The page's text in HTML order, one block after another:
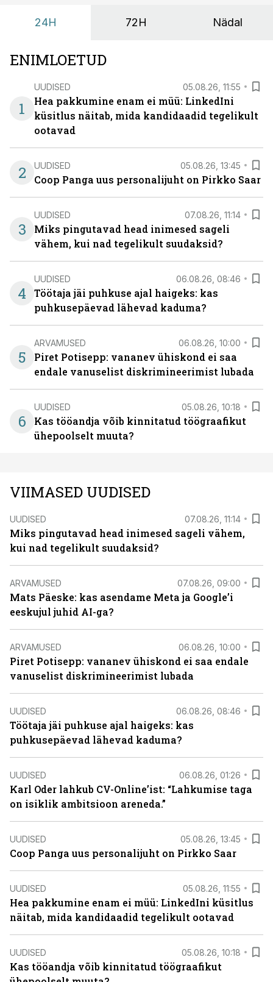
24H 72H Nädal
ENIMLOETUD
1
UUDISED 05.08.26, 11:55
Hea pakkumine enam ei müü: LinkedIni
küsitlus näitab, mida kandidaadid tegelikult
ootavad
2 UUDISED 05.08.26, 13:45
Coop Panga uus personalijuht on Pirkko Saar
3
UUDISED 07.08.26, 11:14
Miks pingutavad head inimesed sageli
vähem, kui nad tegelikult suudaksid?
4
UUDISED 06.08.26, 08:46
Töötaja jäi puhkuse ajal haigeks: kas
puhkusepäevad lähevad kaduma?
5
ARVAMUSED 06.08.26, 10:00
Piret Potisepp: vananev ühiskond ei saa
endale vanuselist diskrimineerimist lubada
6
UUDISED 05.08.26, 10:18
Kas tööandja võib kinnitatud töögraafikut
ühepoolselt muuta?
VIIMASED UUDISED
UUDISED 07.08.26, 11:14
Miks pingutavad head inimesed sageli vähem,
kui nad tegelikult suudaksid?
ARVAMUSED 07.08.26, 09:00
Mats Päeske: kas asendame Meta ja Google’i
eeskujul juhid AI-ga?
ARVAMUSED 06.08.26, 10:00
Piret Potisepp: vananev ühiskond ei saa endale
vanuselist diskrimineerimist lubada
UUDISED 06.08.26, 08:46
Töötaja jäi puhkuse ajal haigeks: kas
puhkusepäevad lähevad kaduma?
UUDISED 06.08.26, 01:26
Karl Oder lahkub CV-Online’ist: “Lahkumise taga
on isiklik ambitsioon areneda.”
UUDISED 05.08.26, 13:45
Coop Panga uus personalijuht on Pirkko Saar
UUDISED 05.08.26, 11:55
Hea pakkumine enam ei müü: LinkedIni küsitlus
näitab, mida kandidaadid tegelikult ootavad
UUDISED 05.08.26, 10:18
Kas tööandja võib kinnitatud töögraafikut